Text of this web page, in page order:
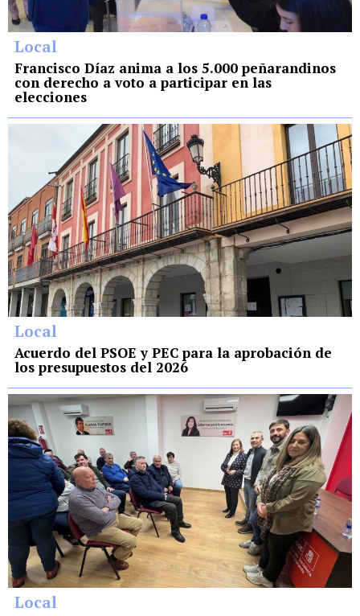
Local
Francisco Díaz anima a los 5.000 peñarandinos
con derecho a voto a participar en las
elecciones
Local
Acuerdo del PSOE y PEC para la aprobación de
los presupuestos del 2026
Local